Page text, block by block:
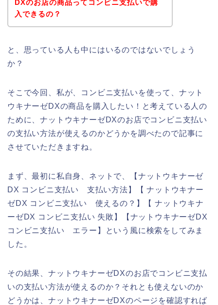
DXのお店の商品ってコンビニ支払いで購
入できるの？
と、思っている人も中にはいるのではないでしょう
か？
そこで今回、私が、コンビニ支払いを使って、ナット
ウキナーゼDXの商品を購入したい！と考えている人の
ために、ナットウキナーゼDXのお店でコンビニ支払い
の支払い方法が使えるのかどうかを調べたので記事に
させていただきますね。
まず、最初に私自身、ネットで、【ナットウキナーゼ
DX コンビニ支払い 支払い方法】【 ナットウキナー
ゼDX コンビニ支払い 使えるの？】【 ナットウキナ
ーゼDX コンビニ支払い 失敗】【ナットウキナーゼDX
コンビニ支払い エラー】という風に検索をしてみま
した。
その結果、ナットウキナーゼDXのお店でコンビニ支払
いの支払い方法が使えるのか？それとも使えないのか
どうかは、ナットウキナーゼDXのページを確認すれば